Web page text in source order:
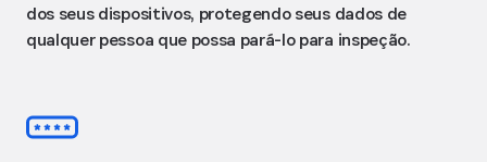
dos seus dispositivos, protegendo seus dados de
qualquer pessoa que possa pará-lo para inspeção.